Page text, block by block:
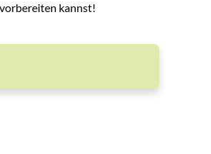
kannst!